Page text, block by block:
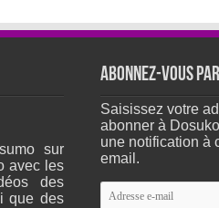
sur
avec les
des
que des
Abonnez-vous
Saisissez votre
abonner à
une notification à
email.
Adresse
e-